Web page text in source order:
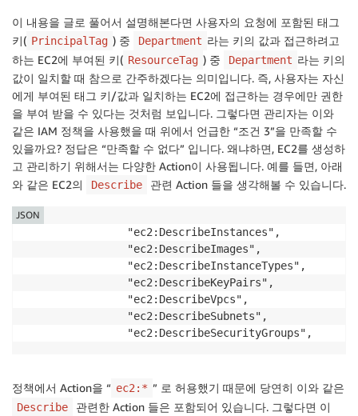
이 내용을 글로 풀어서 설명해본다면 사용자의 요청에 포함된 태그
키( PrincipalTag ) 중 Department 라는 키의 값과 접근하려고
하는 EC2에 부여된 키( ResourceTag ) 중 Department 라는 키의
값이 일치할 때 참으로 간주하겠다는 의미입니다. 즉, 사용자는 자신
에게 부여된 태그 키/값과 일치하는 EC2에 접근하는 경우에만 권한
을 부여 받을 수 있다는 것처럼 보입니다. 그렇다면 관리자는 이와
같은 IAM 정책을 사용했을 때 위에서 언급한 “조건 3”을 만족할 수
있을까요? 정답은 “만족할 수 없다” 입니다. 왜냐하면, EC2를 생성하
고 관리하기 위해서는 다양한 Action이 사용됩니다. 예를 들면, 아래
와 같은 EC2의
Describe 관련 Action 들을 생각해볼 수 있습니다.
                "ec2:DescribeInstances",
                "ec2:DescribeImages",
                "ec2:DescribeInstanceTypes",
                "ec2:DescribeKeyPairs",
                "ec2:DescribeVpcs",
                "ec2:DescribeSubnets",
                "ec2:DescribeSecurityGroups",
JSON
정책에서 Action을 “ ec2:* ” 로 허용했기 때문에 당연히 이와 같은
Describe 관련한 Action 들은 포함되어 있습니다. 그렇다면 이